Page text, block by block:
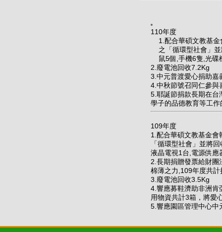
110年度
1.配合華碩文教基
之「循環型社會」
鼠5個,手機6隻,光碟
2.廢電池回收7.2Kg
3.中元普渡愛心捐助嘉
4.中秋節號召同仁參與
5.耶誕節捐款長期在台
學子的品德教育等工
109年度
1.配合華碩文教基金
「循環型社會」並將
液晶電視1台,電源供應
2.長期捐贈發票給財
棉薄之力,109年度共
3.廢電池回收3.5Kg
4.響應募鞋濟助非洲肯
用物資共計3箱，將愛
5.響應園區管理中心中